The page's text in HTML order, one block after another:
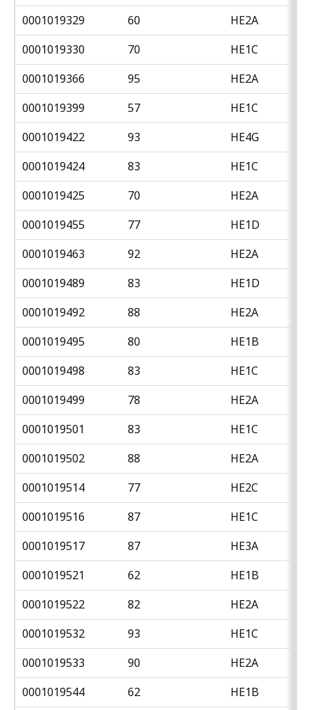
0001019329
60
HE2A
0001019330
70
HE1C
0001019366
95
HE2A
0001019399
57
HE1C
0001019422
93
HE4G
0001019424
83
HE1C
0001019425
70
HE2A
0001019455
77
HE1D
0001019463
92
HE2A
0001019489
83
HE1D
0001019492
88
HE2A
0001019495
80
HE1B
0001019498
83
HE1C
0001019499
78
HE2A
0001019501
83
HE1C
0001019502
88
HE2A
0001019514
77
HE2C
0001019516
87
HE1C
0001019517
87
HE3A
0001019521
62
HE1B
0001019522
82
HE2A
0001019532
93
HE1C
0001019533
90
HE2A
0001019544
62
HE1B